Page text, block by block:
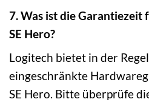
7. Was ist die Garantiezeit
SE Hero?
Logitech bietet in der
eingeschränkte
SE Hero. Bitte überprüfe